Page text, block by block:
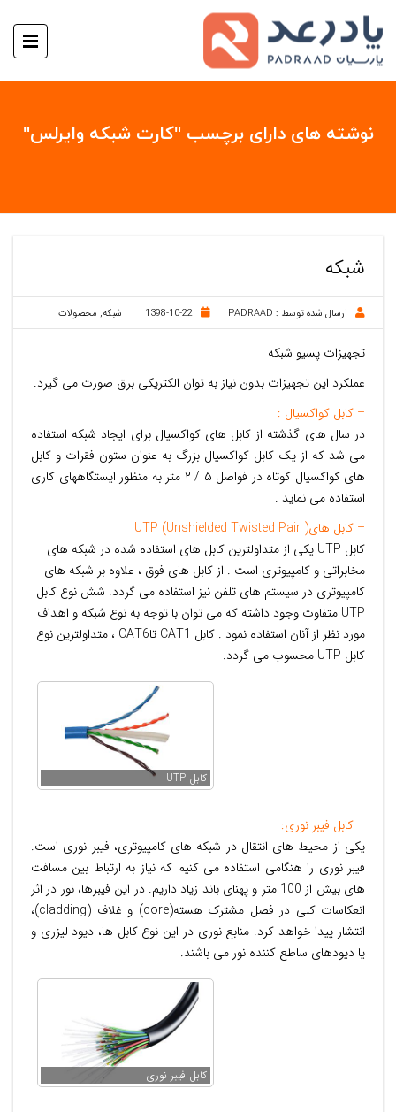
نوشته های دارای برچسب "کارت شبکه وایرلس"
شبکه
ارسال شده توسط : PADRAAD
1398-10-22 شبکه, محصولات
تجهیزات پسیو شبکه
عملکرد این تجهیزات بدون نیاز به توان الکتریکی برق صورت می گیرد.
– کابل کواکسیال :
در سال های گذشته از کابل های کواکسیال برای ایجاد شبکه استفاده
می شد که از یک کابل کواکسیال بزرگ به عنوان ستون فقرات و کابل
های کواکسیال کوتاه در فواصل ۵ / ۲ متر به منظور ایستگاههای کاری
استفاده می نماید .
– کابل های( UTP (Unshielded Twisted Pair
کابل UTP یکی از متداولترین کابل های استفاده شده در شبکه های
مخابراتی و کامپیوتری است . از کابل های فوق ، علاوه بر شبکه های
کامپیوتری در سیستم های تلفن نیز استفاده می گردد. شش نوع کابل
UTP متفاوت وجود داشته که می توان با توجه به نوع شبکه و اهداف
مورد نظر از آنان استفاده نمود . کابل CAT1 تاCAT6 ، متداولترین نوع
کابل UTP محسوب می گردد.
کابل UTP
– کابل فيبر نوری:
يکی از محيط های انتقال در شبکه های کامپيوتری، فيبر نوری است.
فیبر نوری را هنگامی استفاده می کنیم که نیاز به ارتباط بین مسافت
های بیش از 100 متر و پهنای باند زیاد داریم. در اين فيبرها، نور در اثر
انعکاسات کلی در فصل مشترک هسته(core) و غلاف (cladding)،
انتشار پيدا خواهد کرد. منابع نوری در اين نوع کابل ها، ديود ليزری و
يا ديودهای ساطع کننده نور می باشند.
کابل فيبر نوری